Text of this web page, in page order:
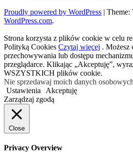
Proudly powered by WordPress | Theme:
WordPress.com.
Strona korzysta z plików cookie w celu
Polityką Cookies Czytaj więcej . Możesz
przechowywania lub dostępu
przeglądarce. Klikając „Akceptuję”,
WSZYSTKICH plików cookie.
Nie sprzedawaj moich danych osobowych
Ustawienia
Akceptuję
Zarządzaj zgodą
Close
Privacy Overview